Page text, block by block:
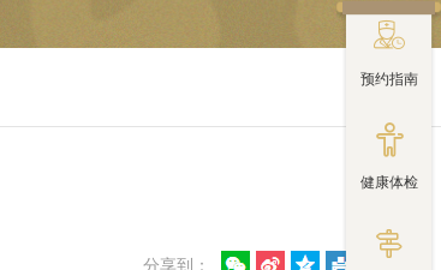
分享到：

预约指南

健康体检
